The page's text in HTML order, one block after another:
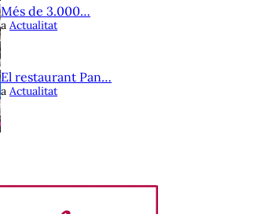
Més de 3.000…
a Actualitat
El restaurant Pan…
a Actualitat